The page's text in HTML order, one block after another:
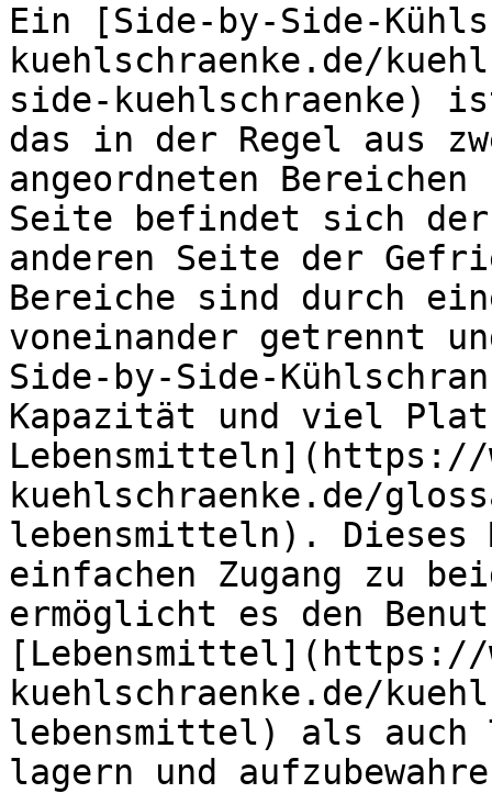
Ein [Side-by-Side-
kuehlschraenke.de/
side-kuehlschraenke)
das in der Regel aus
angeordneten
Seite befindet sich
anderen Seite der
Bereiche sind durch
voneinander getrennt
Side-by-Side-
Kapazität und viel
Lebensmitteln](https://
kuehlschraenke.de/
lebensmitteln). Dieses
einfachen Zugang zu
ermöglicht es den
[Lebensmittel](https://
kuehlschraenke.de/
lebensmittel) als auch
lagern und